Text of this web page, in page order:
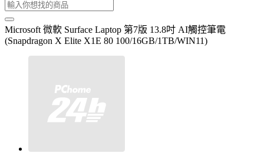
Microsoft 微軟 Surface Laptop 第7版 13.8吋 AI觸控筆電
(Snapdragon X Elite X1E 80 100/16GB/1TB/WIN11)